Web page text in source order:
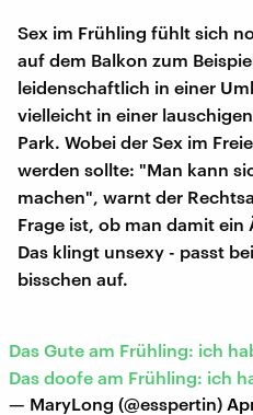
Sex im Frühling fühlt sich
auf dem Balkon zum
leidenschaftlich in einer
vielleicht in einer
Park. Wobei der Sex im
werden sollte: "Man kann
machen", warnt der
Frage ist, ob man damit
Das klingt unsexy - passt
bisschen auf.
Das Gute am Frühling: ich
Das doofe am Frühling: ich
— MaryLong (@esspertin)